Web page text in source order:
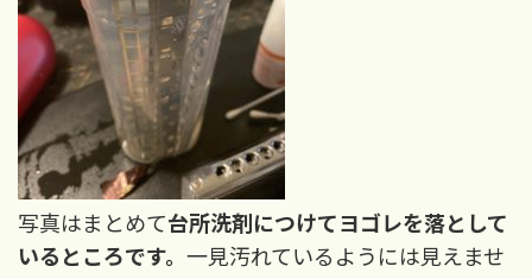
写真はまとめて台所洗剤につけてヨゴレを落として
いるところです。 一見汚れているようには見えませ